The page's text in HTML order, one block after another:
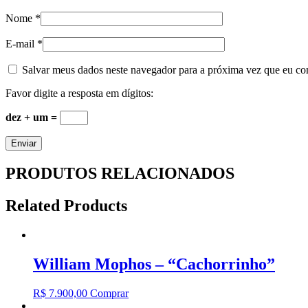
Nome *
E-mail *
Salvar meus dados neste navegador para a próxima vez que eu
Favor digite a resposta em dígitos:
dez + um =
PRODUTOS RELACIONADOS
Related Products
William Mophos – “Cachorrinho”
R$ 7.900,00 Comprar